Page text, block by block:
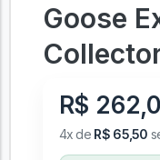
Goose
R$
4x de R$ 65,50